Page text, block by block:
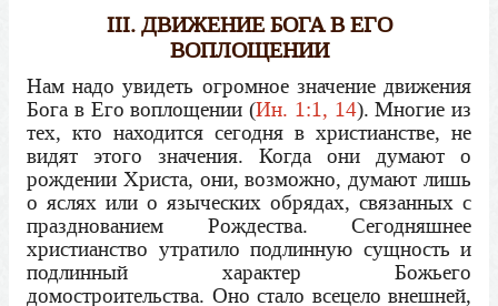
ІІІ. ДВИЖЕНИЕ БОГА В ЕГО
ВОПЛОЩЕНИИ
Нам надо увидеть огромное значение движения
Бога в Его воплощении (Ин. 1:1, 14). Многие из
тех, кто находится сегодня в христианстве, не
видят этого значения. Когда они думают о
рождении Христа, они, возможно, думают лишь
о яслях или о языческих обрядах, связанных с
празднованием Рождества. Сегодняшнее
христианство утратило подлинную сущность и
подлинный характер Божьего
домостроительства. Оно стало всецело внешней,